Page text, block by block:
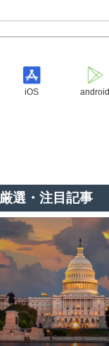
iOS android
厳選・注目記事